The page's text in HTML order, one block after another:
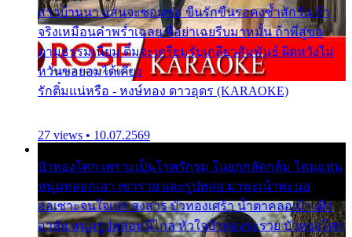
สาวบ้านนา แสนจะซอมซ่อ ขืนรักขืนรอคงช้ำสักวัน ถ้า
จริงเหมือนคำพร่ำเฉลย พี่อย่าเฉยรีบมาหมั้น ถ้าพี่สู่ขอ
ตามธรรมเนียม ติ๋มจะเตรียมรับเกลียวสัมพันธ์ ผิดหวังไม่
หวั่นขอยอมได้เคียง
รักติ๋มแน่หรือ - หงษ์ทอง ดาวอุดร (KARAOKE)
27 views • 10.07.2569
บัวทองโศก เพราะเป็นโรครักรุม ในอกกลัดกลุ้ม โดนแฟน
หนุ่มหลอกเอา เขารวย และรูปหล่อ มาพะเน้าพะนอ
ออเซาะจนใจเบา สงสาร บัวทองเศร้า น้ำตาคลอเบ้า เฝ้า
อาลัย หนุ่มรูปหล่อหนีไกล หัวใจบัวทองระรวย บัวทองโศก